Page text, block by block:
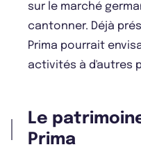
sur le marché
cantonner. Déjà
Prima pourrait
activités à d'autres
Le
Prima